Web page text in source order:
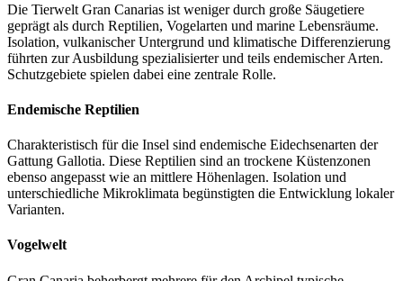
Die Tierwelt Gran Canarias ist weniger durch große Säugetiere
geprägt als durch Reptilien, Vogelarten und marine Lebensräume.
Isolation, vulkanischer Untergrund und klimatische Differenzierung
führten zur Ausbildung spezialisierter und teils endemischer Arten.
Schutzgebiete spielen dabei eine zentrale Rolle.
Endemische Reptilien
Charakteristisch für die Insel sind endemische Eidechsenarten der
Gattung Gallotia. Diese Reptilien sind an trockene Küstenzonen
ebenso angepasst wie an mittlere Höhenlagen. Isolation und
unterschiedliche Mikroklimata begünstigten die Entwicklung lokaler
Varianten.
Vogelwelt